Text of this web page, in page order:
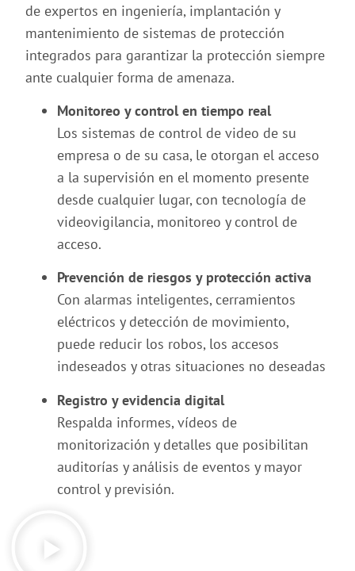
de expertos en ingeniería, implantación y
mantenimiento de sistemas de protección
integrados para garantizar la protección siempre
ante cualquier forma de amenaza.
Monitoreo y control en tiempo real
Los sistemas de control de video de su
empresa o de su casa, le otorgan el acceso
a la supervisión en el momento presente
desde cualquier lugar, con tecnología de
videovigilancia, monitoreo y control de
acceso.
Prevención de riesgos y protección activa
Con alarmas inteligentes, cerramientos
eléctricos y detección de movimiento,
puede reducir los robos, los accesos
indeseados y otras situaciones no deseadas
Registro y evidencia digital
Respalda informes, vídeos de
monitorización y detalles que posibilitan
auditorías y análisis de eventos y mayor
control y previsión.